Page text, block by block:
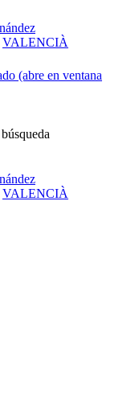
VALENCIÀ
(abre en ventana
VALENCIÀ